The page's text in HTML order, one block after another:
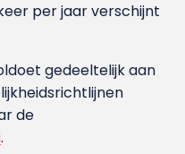
per jaar verschijnt
gedeeltelijk aan
de
.